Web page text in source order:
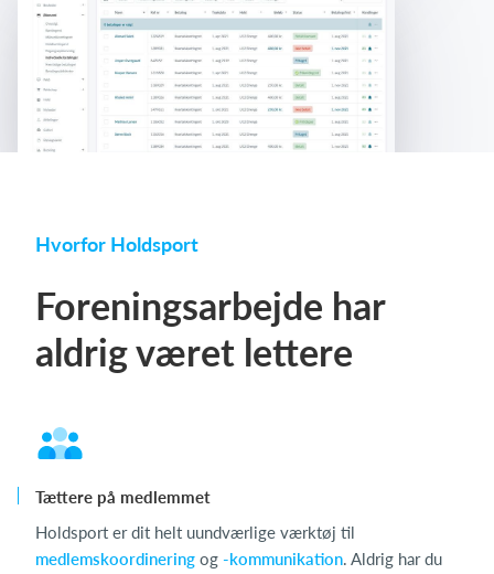
Hvorfor Holdsport
Foreningsarbejde har
aldrig været lettere
Tættere på medlemmet
Holdsport er dit helt uundværlige værktøj til
medlemskoordinering og -kommunikation. Aldrig har du